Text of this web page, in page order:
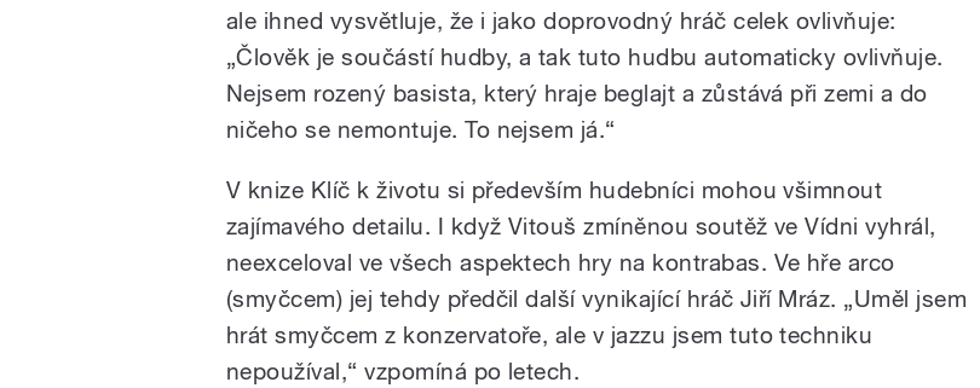
ale ihned vysvětluje, že i jako doprovodný hráč celek ovlivňuje:
„Člověk je součástí hudby, a tak tuto hudbu automaticky ovlivňuje.
Nejsem rozený basista, který hraje beglajt a zůstává při zemi a do
ničeho se nemontuje. To nejsem já.“
V knize Klíč k životu si především hudebníci mohou všimnout
zajímavého detailu. I když Vitouš zmíněnou soutěž ve Vídni vyhrál,
neexceloval ve všech aspektech hry na kontrabas. Ve hře arco
(smyčcem) jej tehdy předčil další vynikající hráč Jiří Mráz. „Uměl jsem
hrát smyčcem z konzervatoře, ale v jazzu jsem tuto techniku
nepoužíval,“ vzpomíná po letech.